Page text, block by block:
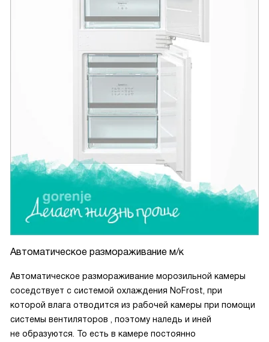
Автоматическое размораживание м/к
Автоматическое размораживание морозильной камеры
соседствует с системой охлаждения NoFrost, при
которой влага отводится из рабочей камеры при помощи
системы вентиляторов , поэтому наледь и иней
не образуются. То есть в камере постоянно